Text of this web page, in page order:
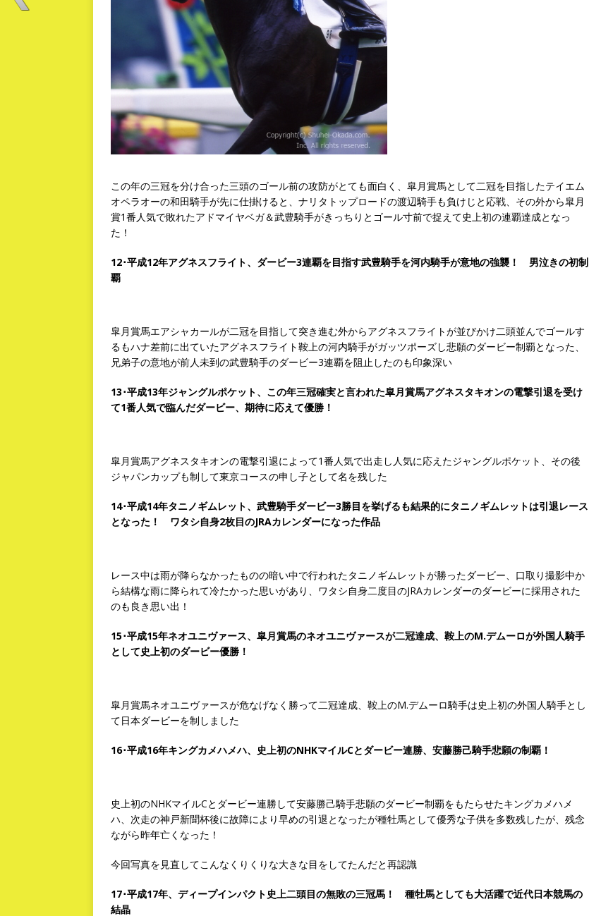
この年の三冠を分け合った三頭のゴール前の攻防がとても面白く、皐月賞馬として二冠を目指したテイエム
オペラオーの和田騎手が先に仕掛けると、ナリタトップロードの渡辺騎手も負けじと応戦、その外から皐月
賞1番人気で敗れたアドマイヤベガ＆武豊騎手がきっちりとゴール寸前で捉えて史上初の連覇達成となっ
た！
12･平成12年アグネスフライト、ダービー3連覇を目指す武豊騎手を河内騎手が意地の強襲！ 男泣きの初制
覇
皐月賞馬エアシャカールが二冠を目指して突き進む外からアグネスフライトが並びかけ二頭並んでゴールす
るもハナ差前に出ていたアグネスフライト鞍上の河内騎手がガッツポーズし悲願のダービー制覇となった、
兄弟子の意地が前人未到の武豊騎手のダービー3連覇を阻止したのも印象深い
13･平成13年ジャングルポケット、この年三冠確実と言われた皐月賞馬アグネスタキオンの電撃引退を受け
て1番人気で臨んだダービー、期待に応えて優勝！
皐月賞馬アグネスタキオンの電撃引退によって1番人気で出走し人気に応えたジャングルポケット、その後
ジャパンカップも制して東京コースの申し子として名を残した
14･平成14年タニノギムレット、武豊騎手ダービー3勝目を挙げるも結果的にタニノギムレットは引退レース
となった！ ワタシ自身2枚目のJRAカレンダーになった作品
レース中は雨が降らなかったものの暗い中で行われたタニノギムレットが勝ったダービー、口取り撮影中か
ら結構な雨に降られて冷たかった思いがあり、ワタシ自身二度目のJRAカレンダーのダービーに採用された
のも良き思い出！
15･平成15年ネオユニヴァース、皐月賞馬のネオユニヴァースが二冠達成、鞍上のM.デムーロが外国人騎手
として史上初のダービー優勝！
皐月賞馬ネオユニヴァースが危なげなく勝って二冠達成、鞍上のM.デムーロ騎手は史上初の外国人騎手とし
て日本ダービーを制しました
16･平成16年キングカメハメハ、史上初のNHKマイルCとダービー連勝、安藤勝己騎手悲願の制覇！
史上初のNHKマイルCとダービー連勝して安藤勝己騎手悲願のダービー制覇をもたらせたキングカメハメ
ハ、次走の神戸新聞杯後に故障により早めの引退となったが種牡馬として優秀な子供を多数残したが、残念
ながら昨年亡くなった！
今回写真を見直してこんなくりくりな大きな目をしてたんだと再認識
17･平成17年、ディープインパクト史上二頭目の無敗の三冠馬！ 種牡馬としても大活躍で近代日本競馬の
結晶